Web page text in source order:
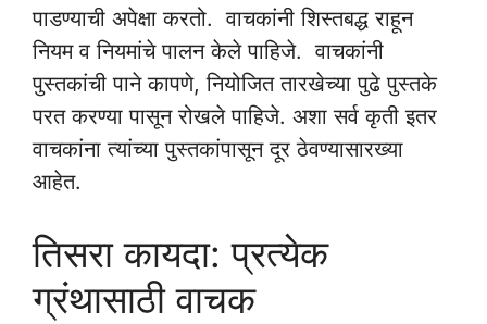
पाडण्याची अपेक्षा करतो. वाचकांनी शिस्तबद्ध राहून
नियम व नियमांचे पालन केले पाहिजे. वाचकांनी
पुस्तकांची पाने कापणे, नियोजित तारखेच्या पुढे पुस्तके
परत करण्या पासून रोखले पाहिजे. अशा सर्व कृती इतर
वाचकांना त्यांच्या पुस्तकांपासून दूर ठेवण्यासारख्या
आहेत.
तिसरा कायदा: प्रत्येक
ग्रंथासाठी वाचक